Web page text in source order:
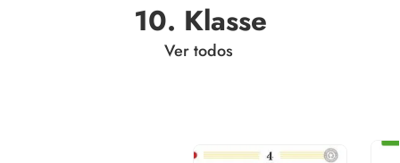
10. Klasse
Ver todos